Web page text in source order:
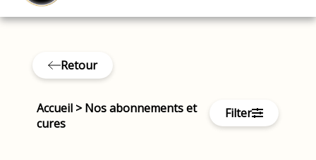
Retour
Accueil >Nos abonnements et
cures
Filter